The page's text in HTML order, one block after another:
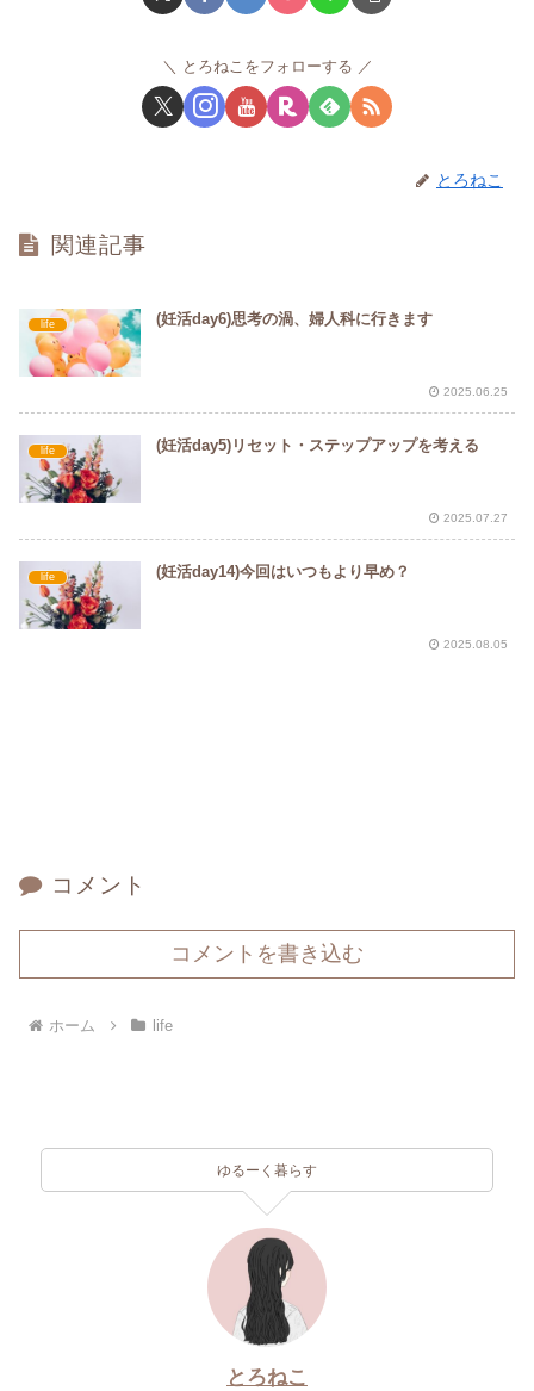
とろねこをフォローする
とろねこ
関連記事
life (妊活day6)思考の渦、婦人科に行きます
2025.06.25
life (妊活day5)リセット・ステップアップを考える
2025.07.27
life (妊活day14)今回はいつもより早め？
2025.08.05
コメント
コメントを書き込む
ホーム life
ゆるーく暮らす
とろねこ